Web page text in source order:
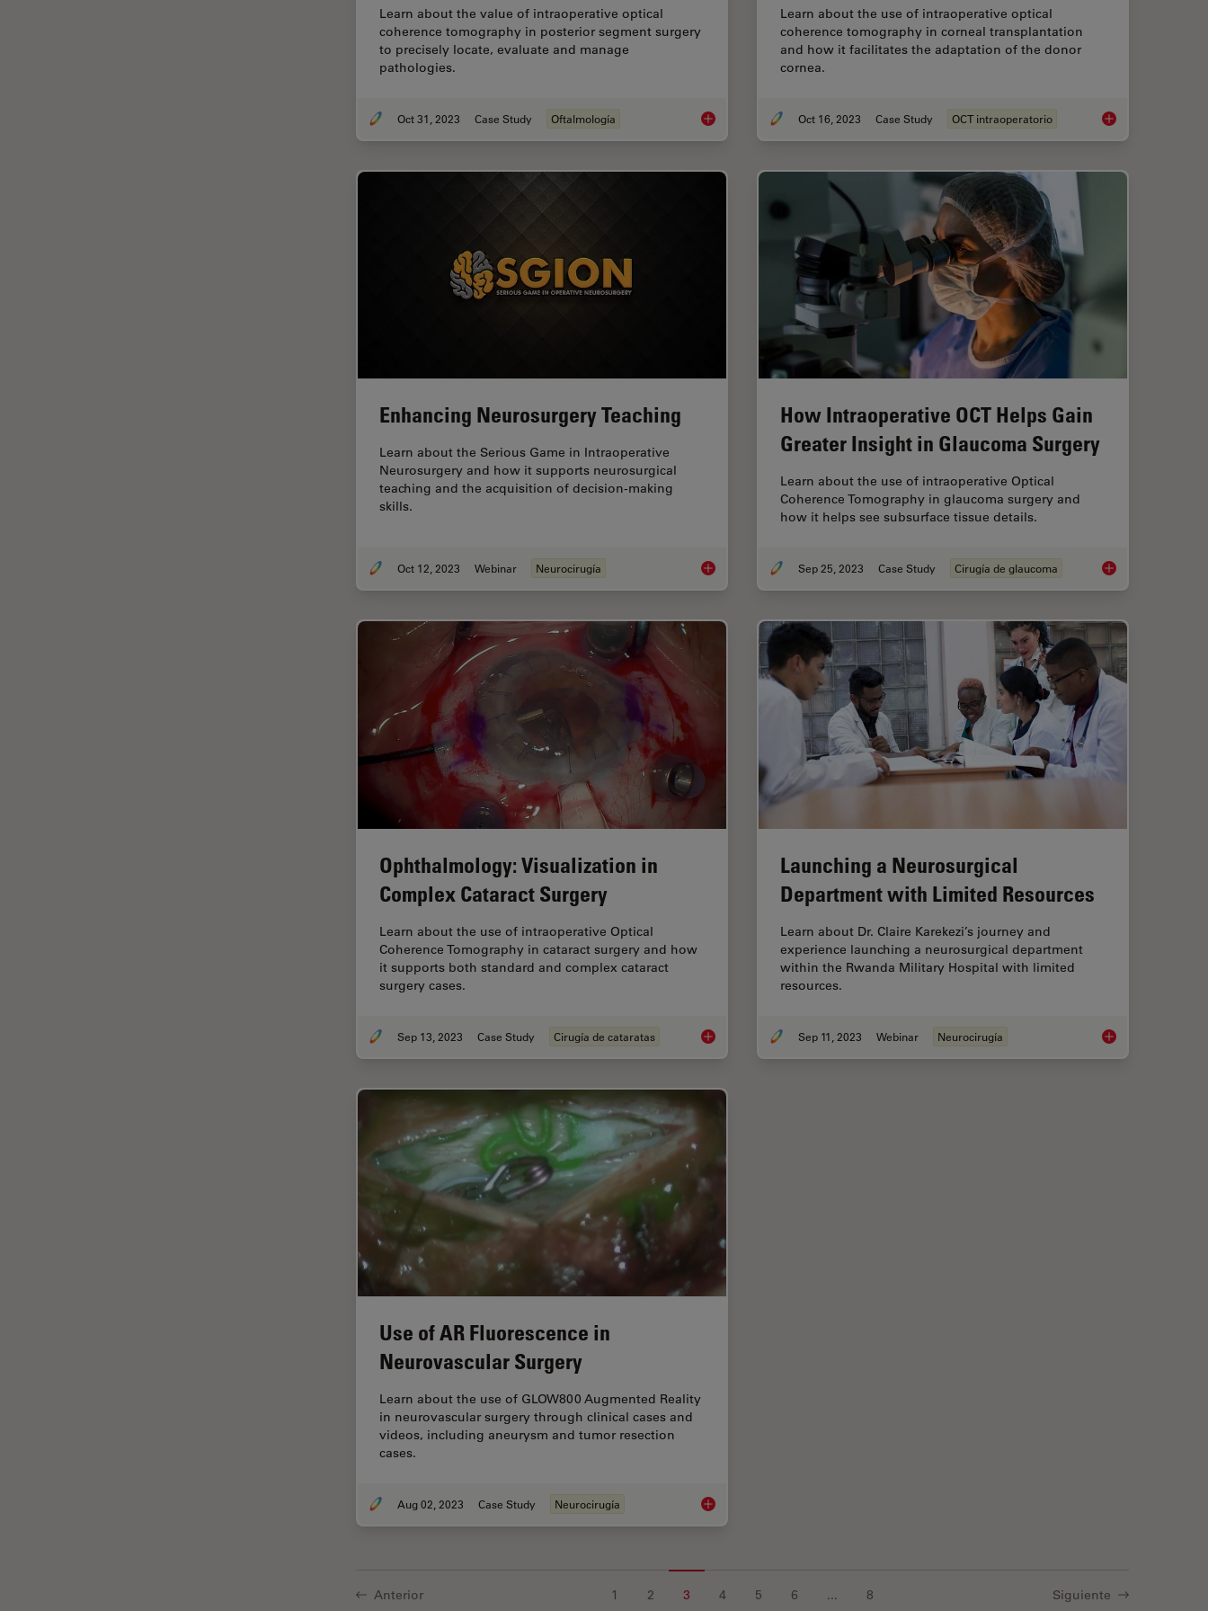
Learn about the value of intraoperative optical
coherence tomography in posterior segment surgery
to precisely locate, evaluate and manage
pathologies.
Oct 31, 2023 Case Study Oftalmología Posterior Segment Surgery: Benefits of Utilizing Intraoperative OCT
Learn about the use of intraoperative optical
coherence tomography in corneal transplantation
and how it facilitates the adaptation of the donor
cornea.
Oct 16, 2023 Case Study OCT intraoperatorio Intraoperative OCT-
Enhancing Neurosurgery Teaching
Learn about the Serious Game in Intraoperative
Neurosurgery and how it supports neurosurgical
teaching and the acquisition of decision-making
skills.
Oct 12, 2023 Webinar Neurocirugía Enhancing Neurosurgery Teaching
How Intraoperative OCT Helps Gain
Greater Insight in Glaucoma Surgery
Learn about the use of intraoperative Optical
Coherence Tomography in glaucoma surgery and
how it helps see subsurface tissue details.
Sep 25, 2023 Case Study Cirugía de glaucoma How Intraoperative
Ophthalmology: Visualization in
Complex Cataract Surgery
Learn about the use of intraoperative Optical
Coherence Tomography in cataract surgery and how
it supports both standard and complex cataract
surgery cases.
Sep 13, 2023 Case Study Cirugía de cataratas Ophthalmology: Visualization in Complex Cataract Surgery
Launching a Neurosurgical
Department with Limited Resources
Learn about Dr. Claire Karekezi’s journey and
experience launching a neurosurgical department
within the Rwanda Military Hospital with limited
resources.
Sep 11, 2023 Webinar Neurocirugía Launching a
Use of AR Fluorescence in
Neurovascular Surgery
Learn about the use of GLOW800 Augmented Reality
in neurovascular surgery through clinical cases and
videos, including aneurysm and tumor resection
cases.
Aug 02, 2023 Case Study Neurocirugía Use of AR Fluorescence in Neurovascular Surgery
Anterior 1 2 3 4 5 6 ... 8 Siguiente